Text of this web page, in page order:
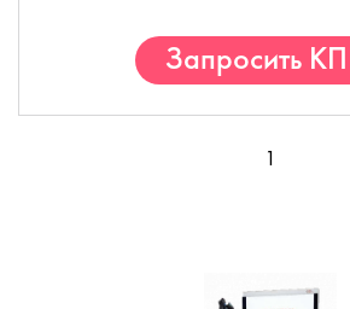
Запросить КП
1